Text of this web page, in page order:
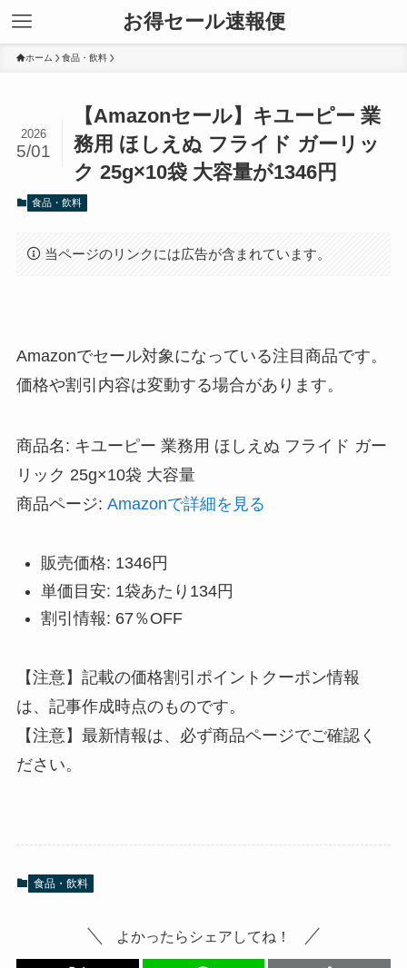
お得セール速報便
ホーム 食品・飲料
【Amazonセール】キユーピー 業
務用 ほしえぬ フライド ガーリッ
ク 25g×10袋 大容量が1346円
2026
5/01
食品・飲料
当ページのリンクには広告が含まれています。
Amazonでセール対象になっている注目商品です。
価格や割引内容は変動する場合があります。
商品名: キユーピー 業務用 ほしえぬ フライド ガー
リック 25g×10袋 大容量
商品ページ: Amazonで詳細を見る
販売価格: 1346円
単価目安: 1袋あたり134円
割引情報: 67％OFF
【注意】記載の価格割引ポイントクーポン情報
は、記事作成時点のものです。
【注意】最新情報は、必ず商品ページでご確認く
ださい。
食品・飲料
よかったらシェアしてね！